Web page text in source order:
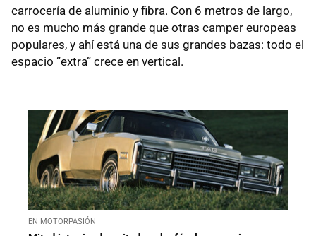
carrocería de aluminio y fibra. Con 6 metros de largo,
no es mucho más grande que otras camper europeas
populares, y ahí está una de sus grandes bazas: todo el
espacio “extra” crece en vertical.
EN MOTORPASIÓN